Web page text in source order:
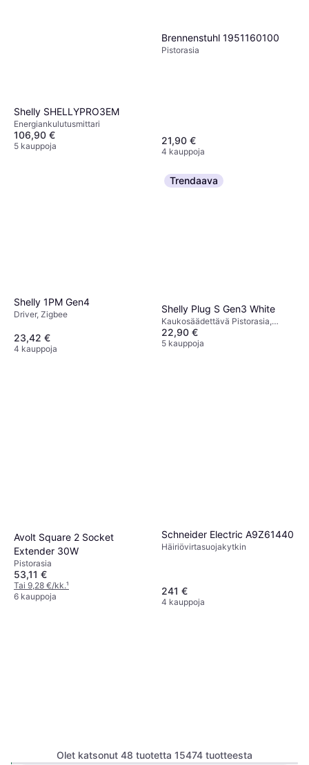
Shelly SHELLYPRO3EM
Energiankulutusmittari
106,90 €
5 kauppoja
Brennenstuhl 1951160100
Pistorasia
21,90 €
4 kauppoja
Shelly 1PM Gen4
Driver, Zigbee
23,42 €
4 kauppoja
Trendaava
Shelly Plug S Gen3 White
Kaukosäädettävä Pistorasia,
Matter
22,90 €
5 kauppoja
Avolt Square 2 Socket
Extender 30W
Pistorasia
53,11 €
Tai 9,28 €/kk.¹
6 kauppoja
Schneider Electric A9Z61440
Häiriövirtasuojakytkin
241 €
4 kauppoja
Olet katsonut 48 tuotetta 15474 tuotteesta